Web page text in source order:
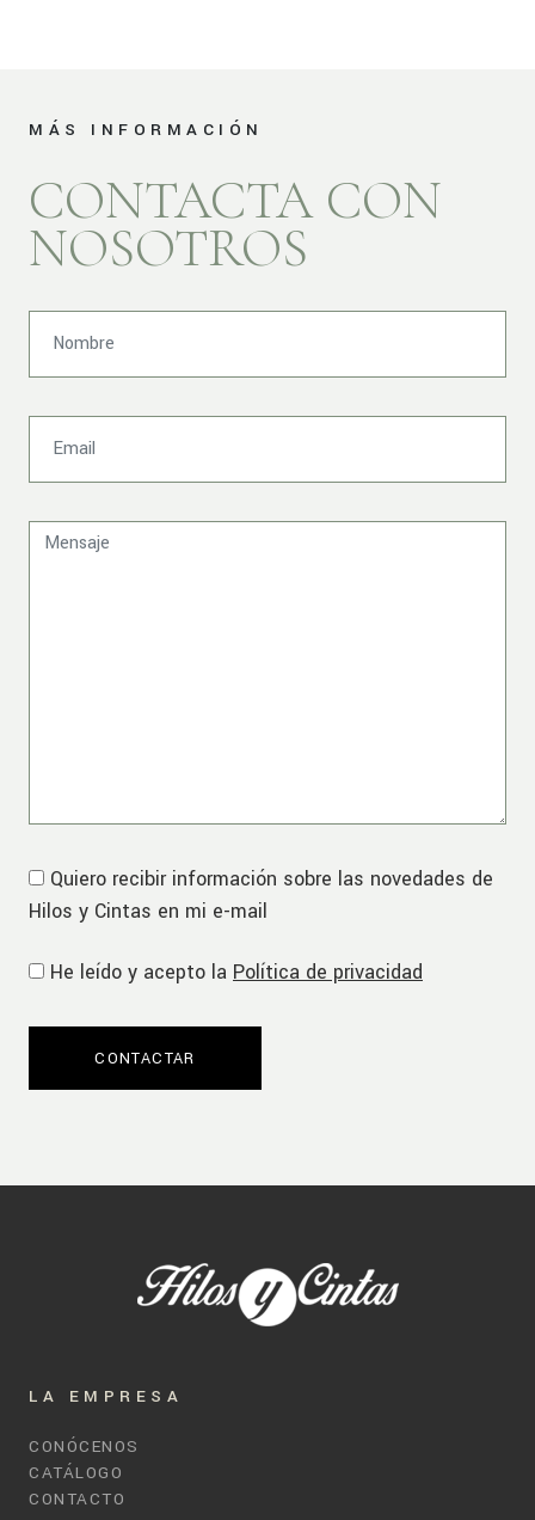
MÁS INFORMACIÓN
CONTACTA CON
NOSOTROS
Quiero recibir información sobre las novedades de
Hilos y Cintas en mi e-mail
He leído y acepto la Política de privacidad
LA EMPRESA
CONÓCENOS
CATÁLOGO
CONTACTO